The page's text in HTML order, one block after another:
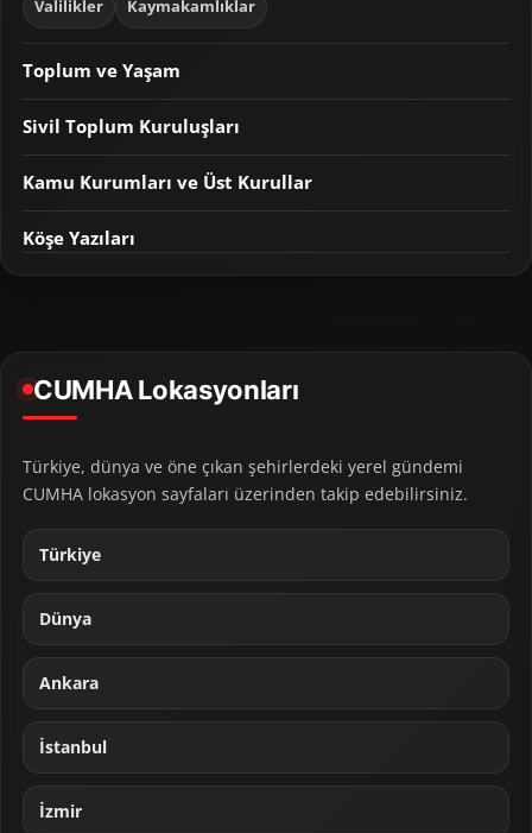
Valilikler Kaymakamlıklar
Toplum ve Yaşam
Sivil Toplum Kuruluşları
Kamu Kurumları ve Üst Kurullar
Köşe Yazıları
CUMHA Lokasyonları
Türkiye, dünya ve öne çıkan şehirlerdeki yerel gündemi
CUMHA lokasyon sayfaları üzerinden takip edebilirsiniz.
Türkiye
Dünya
Ankara
İstanbul
İzmir